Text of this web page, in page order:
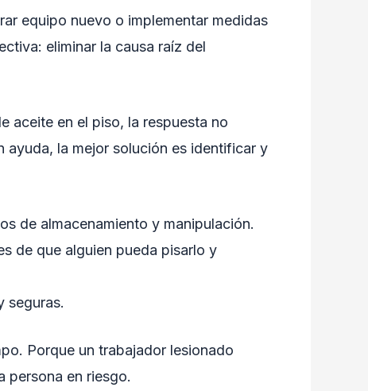
equipo nuevo o implementar medidas
eliminar la causa raíz del
aceite en el piso, la respuesta no
ayuda, la mejor solución es identificar y
de almacenamiento y manipulación.
de que alguien pueda pisarlo y
seguras.
Porque un trabajador lesionado
persona en riesgo.